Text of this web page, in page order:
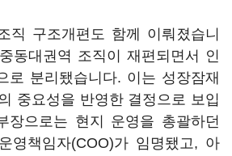
직 구조개편도 함께 이뤄졌습니
동대권역 조직이 재편되면서 인
로 분리됐습니다. 이는 성장잠재
중요성을 반영한 결정으로 보입
장으로는 현지 운영을 총괄하던
영책임자(COO)가 임명됐고, 아